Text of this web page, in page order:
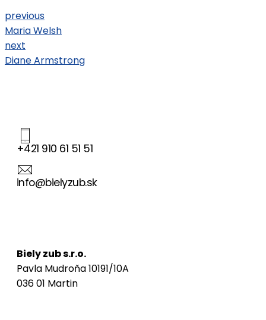
previous
Maria Welsh
next
Diane Armstrong
+421 910 61 51 51
info@bielyzub.sk
Biely zub s.r.o.
Pavla Mudroňa 10191/10A
036 01 Martin